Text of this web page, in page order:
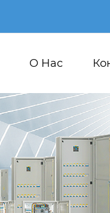
О Hас